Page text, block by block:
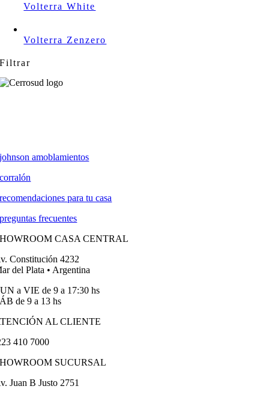
Volterra White
Volterra Zenzero
Filtrar
johnson amoblamientos
corralón
recomendaciones para tu casa
preguntas frecuentes
CASA CENTRAL
Constitución 4232
del Plata • Argentina
a VIE de 9 a 17:30 hs
de 9 a 13 hs
AL CLIENTE
410 7000
SUCURSAL
Juan B Justo 2751